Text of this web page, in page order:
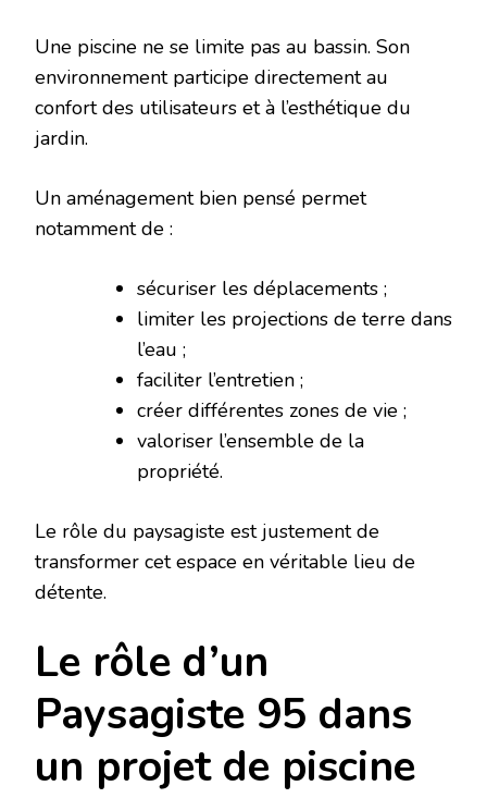
Une piscine ne se limite pas au bassin. Son
environnement participe directement au
confort des utilisateurs et à l’esthétique du
jardin.
Un aménagement bien pensé permet
notamment de :
sécuriser les déplacements ;
limiter les projections de terre dans
l’eau ;
faciliter l’entretien ;
créer différentes zones de vie ;
valoriser l’ensemble de la
propriété.
Le rôle du paysagiste est justement de
transformer cet espace en véritable lieu de
détente.
Le rôle d’un
Paysagiste 95 dans
un projet de piscine